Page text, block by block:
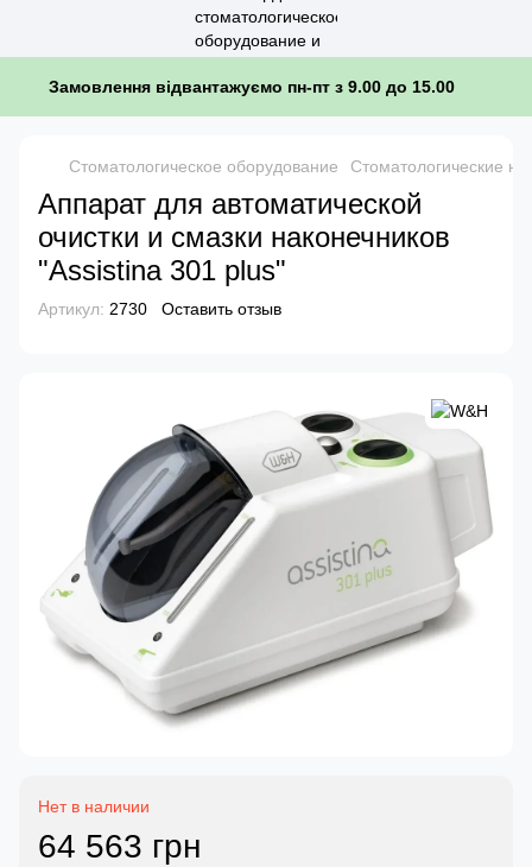
Замовлення відвантажуємо пн-пт з 9.00 до 15.00
Стоматологическое оборудование Стоматологические
Аппарат для автоматической
очистки и смазки наконечников
"Assistina 301 plus"
Артикул: 2730 Оставить отзыв
Нет в наличии
64 563 грн